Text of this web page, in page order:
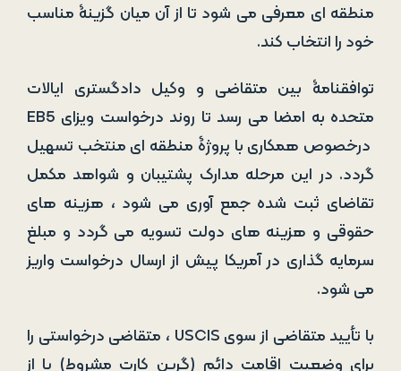
منطقه­ ای معرفی می­ شود تا از آن میان گزینۀ مناسب
خود را انتخاب کند.
توافقنامۀ بین متقاضی و وکیل دادگستری ایالات
متحده به امضا می­ رسد تا روند درخواست ویزای EB5
درخصوص همکاری با پروژۀ منطقه ای منتخب تسهیل
گردد. در این مرحله مدارک پشتیبان و شواهد مکمل
تقاضای ثبت­ شده جمع ­آوری می ­شود ، هزینه های
حقوقی و هزینه­ های دولت تسویه می­ گردد و مبلغ
سرمایه­ گذاری در آمریکا پیش از ارسال درخواست واریز
می­ شود.
با تأیید متقاضی از سوی USCIS ، متقاضی درخواستی را
برای وضعیت اقامت دائم (گرین­ کارت مشروط) یا از